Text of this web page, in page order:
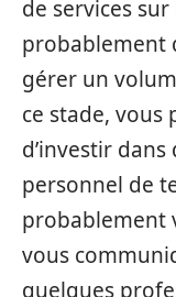
de services
probablement
gérer un
ce stade, vous
d’investir
personnel de
probablement
vous
quelques